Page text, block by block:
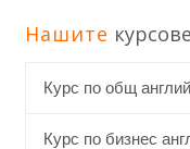
Нашите курсове
Курс по общ
Курс по бизнес